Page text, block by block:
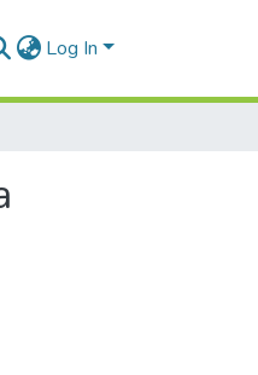
Log In